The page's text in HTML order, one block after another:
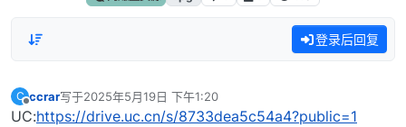
登录后回复
C
离线
ccrar写于2025年5月19日 下午1:20
最后由 编辑
UC:https://drive.uc.cn/s/8733dea5c54a4?public=1